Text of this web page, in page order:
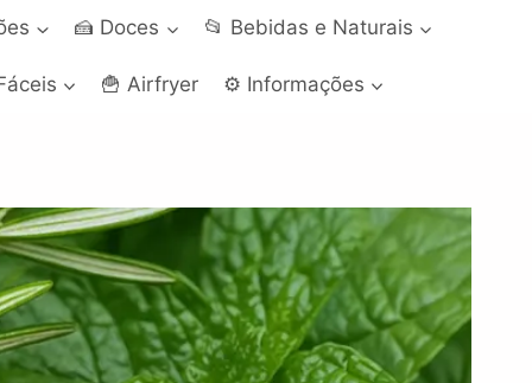
🍰 Doces 📂 Bebidas e Naturais
🍟 Airfryer ⚙️ Informações